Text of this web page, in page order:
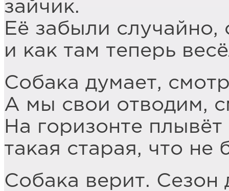
зайчик.
Её забыли случайно,
и как там теперь
Собака думает,
А мы свои отводим,
На горизонте плывёт
такая старая, что не
Собака верит. Сезон